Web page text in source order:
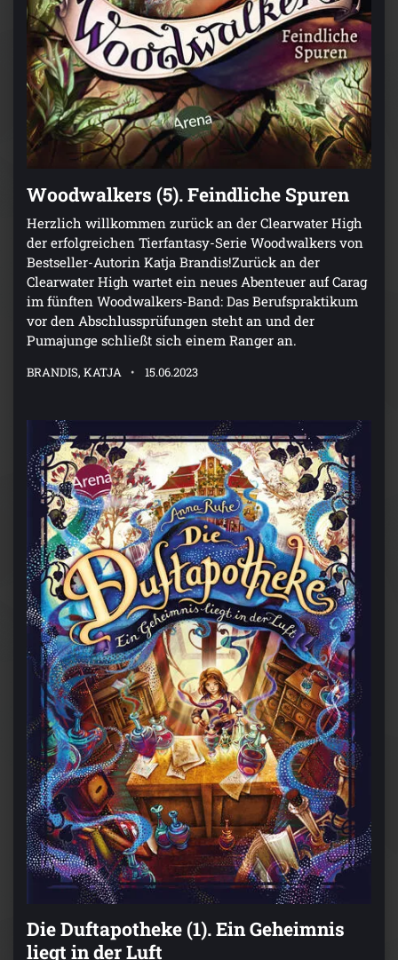
Woodwalkers (5). Feindliche Spuren
Herzlich willkommen zurück an der Clearwater High
der erfolgreichen Tierfantasy-Serie Woodwalkers von
Bestseller-Autorin Katja Brandis!Zurück an der
Clearwater High wartet ein neues Abenteuer auf Carag
im fünften Woodwalkers-Band: Das Berufspraktikum
vor den Abschlussprüfungen steht an und der
Pumajunge schließt sich einem Ranger an.
BRANDIS, KATJA 15.06.2023
Die Duftapotheke (1). Ein Geheimnis
liegt in der Luft